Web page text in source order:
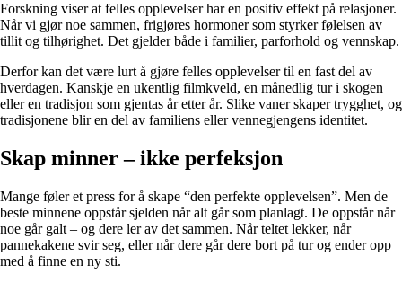
Forskning viser at felles opplevelser har en positiv effekt på relasjoner.
Når vi gjør noe sammen, frigjøres hormoner som styrker følelsen av
tillit og tilhørighet. Det gjelder både i familier, parforhold og vennskap.
Derfor kan det være lurt å gjøre felles opplevelser til en fast del av
hverdagen. Kanskje en ukentlig filmkveld, en månedlig tur i skogen
eller en tradisjon som gjentas år etter år. Slike vaner skaper trygghet, og
tradisjonene blir en del av familiens eller vennegjengens identitet.
Skap minner – ikke perfeksjon
Mange føler et press for å skape “den perfekte opplevelsen”. Men de
beste minnene oppstår sjelden når alt går som planlagt. De oppstår når
noe går galt – og dere ler av det sammen. Når teltet lekker, når
pannekakene svir seg, eller når dere går dere bort på tur og ender opp
med å finne en ny sti.